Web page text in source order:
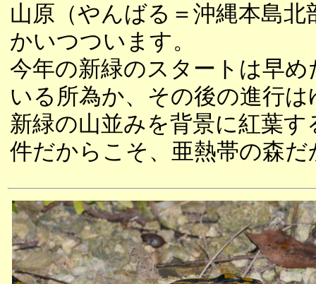
山原（やんばる＝沖縄本島
かいつついます。
今年の新緑のスタートは早
いる所為か、その後の進行
新緑の山並みを背景に紅葉
件だからこそ、亜熱帯の森